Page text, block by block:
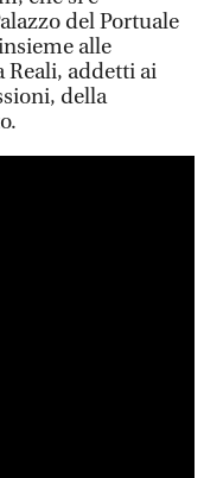
del Portuale
alle
Reali, addetti ai
della